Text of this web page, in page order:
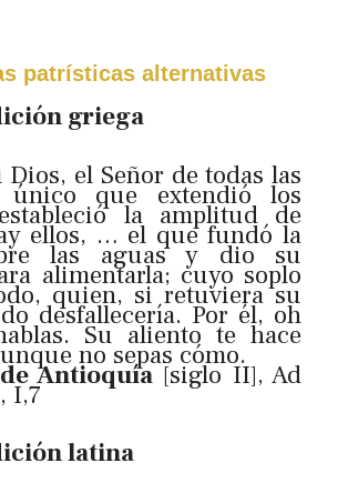
patrísticas alternativas
griega
Dios, el Señor de todas las
único que extendió los
la amplitud de
ellos, … el que fundó la
las aguas y dio su
alimentarla; cuyo soplo
quien, si retuviera su
desfallecería. Por él, oh
Su aliento te hace
no sepas cómo.
Antioquía[siglo II], Ad
I,7
latina